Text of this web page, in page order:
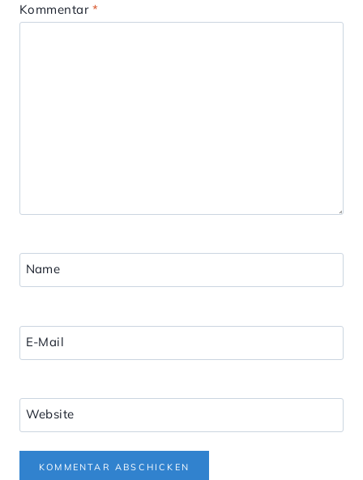
Kommentar *
Name
E-Mail
Website